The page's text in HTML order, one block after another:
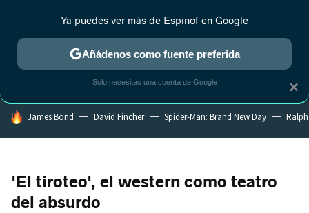
MENÚ NUEVO
ESTRENOS REALITY ANIME RANKINGS CINE
HOY SE HABLA DE
James Bond David Fincher Spider-Man: Brand New Day
'El tiroteo', el western como teatro
del absurdo
×
Ya puedes ver más de Espinof en Google
Añádenos como fuente preferida
Solo necesitas una cuenta de Google